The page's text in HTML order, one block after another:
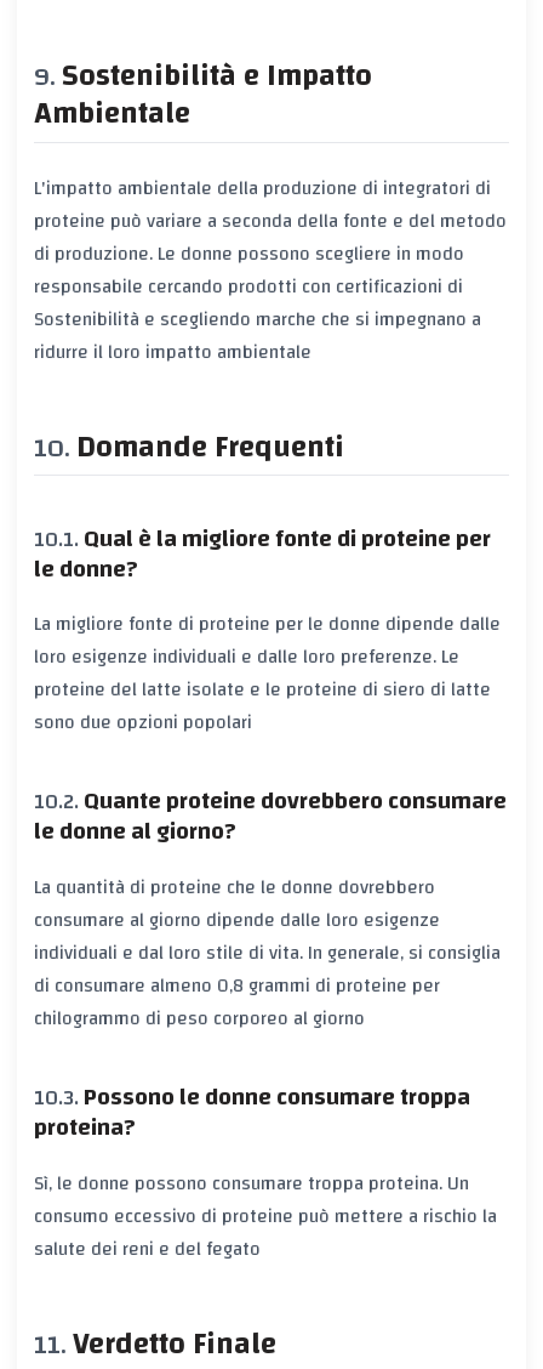
Sostenibilità e Impatto
Ambientale
L'impatto ambientale della produzione di integratori di
proteine può variare a seconda della fonte e del metodo
di produzione. Le donne possono scegliere in modo
responsabile cercando prodotti con certificazioni di
Sostenibilità e scegliendo marche che si impegnano a
ridurre il loro impatto ambientale
Domande Frequenti
Qual è la migliore fonte di proteine per
le donne?
La migliore fonte di proteine per le donne dipende dalle
loro esigenze individuali e dalle loro preferenze. Le
proteine del latte isolate e le proteine di siero di latte
sono due opzioni popolari
Quante proteine dovrebbero consumare
le donne al giorno?
La quantità di proteine che le donne dovrebbero
consumare al giorno dipende dalle loro esigenze
individuali e dal loro stile di vita. In generale, si consiglia
di consumare almeno 0,8 grammi di proteine per
chilogrammo di peso corporeo al giorno
Possono le donne consumare troppa
proteina?
Sì, le donne possono consumare troppa proteina. Un
consumo eccessivo di proteine può mettere a rischio la
salute dei reni e del fegato
Verdetto Finale